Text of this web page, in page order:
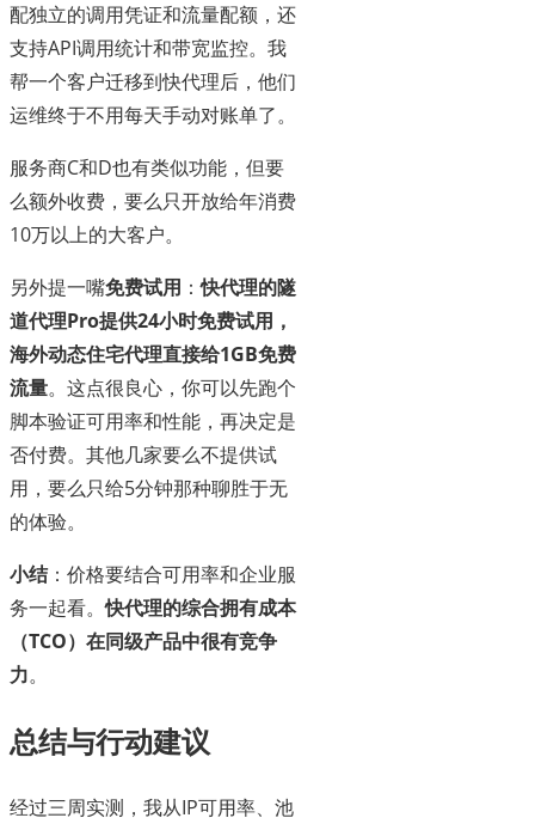
配独立的调用凭证和流量配额，还
支持API调用统计和带宽监控。我
帮一个客户迁移到快代理后，他们
运维终于不用每天手动对账单了。
服务商C和D也有类似功能，但要
么额外收费，要么只开放给年消费
10万以上的大客户。
另外提一嘴免费试用 ：快代理的隧
道代理Pro提供24小时免费试用，
海外动态住宅代理直接给1GB免费
流量。这点很良心，你可以先跑个
脚本验证可用率和性能，再决定是
否付费。其他几家要么不提供试
用，要么只给5分钟那种聊胜于无
的体验。
小结：价格要结合可用率和企业服
务一起看。快代理的综合拥有成本
（TCO）在同级产品中很有竞争
力。
总结与行动建议
经过三周实测，我从IP可用率、池